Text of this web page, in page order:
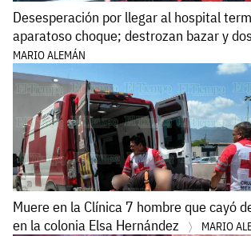
Desesperación por llegar al hospital
aparatoso choque; destrozan bazar y
MARIO ALEMÁN
Muere en la Clínica 7 hombre que cayó
en la colonia Elsa Hernández
MARIO